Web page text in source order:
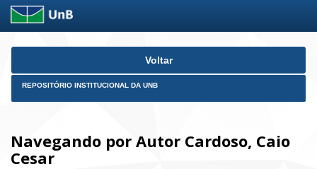
Skip
Voltar
REPOSITÓRIO INSTITUCIONAL DA UNB
Navegando por Autor Cardoso, Caio
Cesar